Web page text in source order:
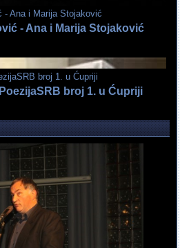
- Ana i Marija Stojaković
broj 1. u Ćupriji